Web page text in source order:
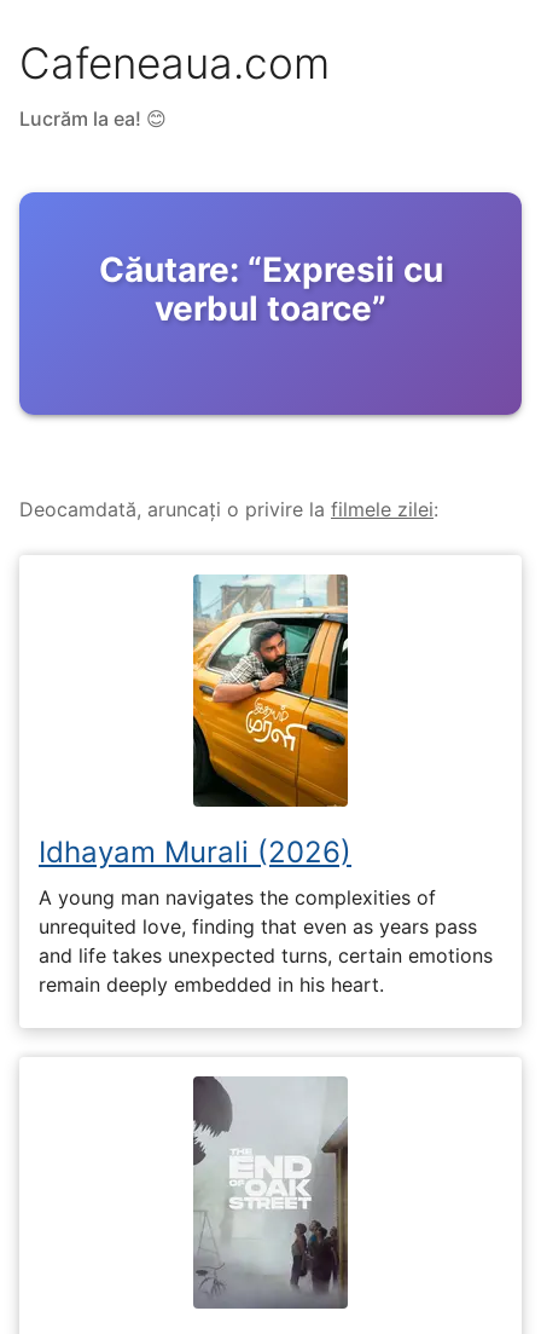
Cafeneaua.com
Lucrăm la ea! 😊
Căutare: “Expresii cu
verbul toarce”
Deocamdată, aruncați o privire la filmele zilei:
Idhayam Murali (2026)
A young man navigates the complexities of
unrequited love, finding that even as years pass
and life takes unexpected turns, certain emotions
remain deeply embedded in his heart.